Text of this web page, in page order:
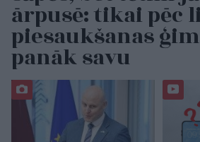
ārpusē: tikai pēc
piesaukšanas
panāk savu